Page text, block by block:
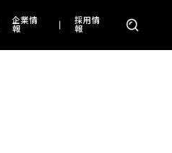
企業情
報
採用情
報